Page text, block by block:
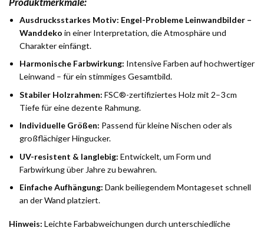
Ausdrucksstarkes Motiv: Engel-Probleme Leinwandbilder –
Wanddeko in einer Interpretation, die Atmosphäre und
Charakter einfängt.
Harmonische Farbwirkung: Intensive Farben auf hochwertiger
Leinwand – für ein stimmiges Gesamtbild.
Stabiler Holzrahmen: FSC®-zertifiziertes Holz mit 2–3 cm
Tiefe für eine dezente Rahmung.
Individuelle Größen: Passend für kleine Nischen oder als
großflächiger Hingucker.
UV-resistent & langlebig: Entwickelt, um Form und
Farbwirkung über Jahre zu bewahren.
Einfache Aufhängung: Dank beiliegendem Montageset schnell
an der Wand platziert.
Hinweis: Leichte Farbabweichungen durch unterschiedliche